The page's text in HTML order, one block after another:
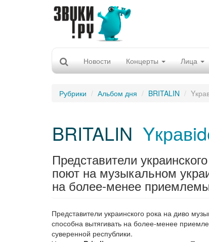
Новости Концерты Лица
Рубрики Альбом дня BRITALIN
BRITALIN
Представители
поют на музыкальном
на более-менее
Представители украинского рока на диво
способна вытягивать на более-менее
суверенной республики.